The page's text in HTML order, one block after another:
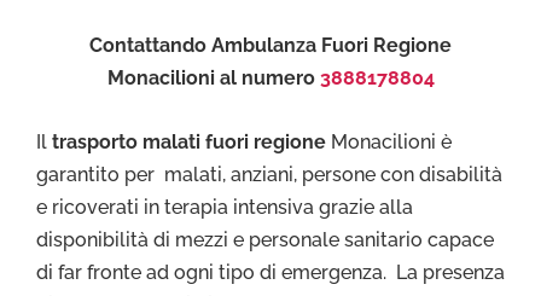
Contattando Ambulanza Fuori Regione
Monacilioni al numero 3888178804
Il trasporto malati fuori regione Monacilioni è
garantito per malati, anziani, persone con disabilità
e ricoverati in terapia intensiva grazie alla
disponibilità di mezzi e personale sanitario capace
di far fronte ad ogni tipo di emergenza. La presenza